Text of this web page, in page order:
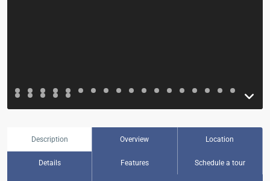
Description Overview Location
Details Features Schedule a tour